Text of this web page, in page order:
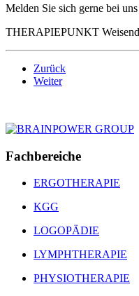
Melden Sie sich gerne bei
THERAPIEPUNKT
Zurück
Weiter
Fachbereiche
ERGOTHERAPIE
KGG
LOGOPÄDIE
LYMPHTHERAPIE
PHYSIOTHERAPIE